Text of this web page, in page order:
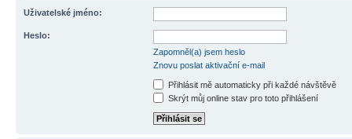
Uživatelské jméno:
Heslo:
Zapomněl(a) jsem heslo
Znovu poslat aktivační e-mail
Přihlásit mě automaticky při každé návštěvě
Skrýt můj online stav pro toto přihlášení